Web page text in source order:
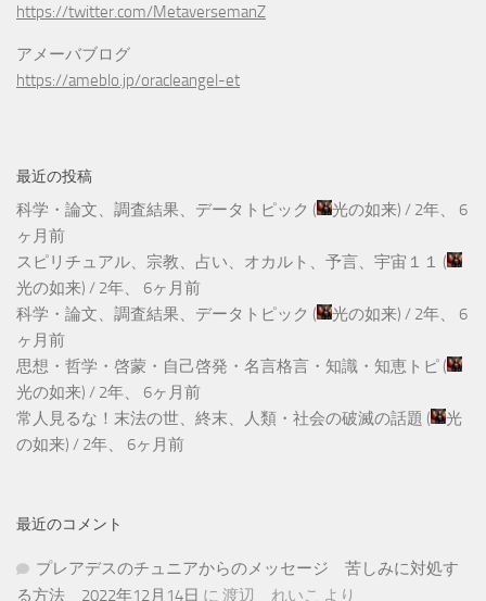
https://twitter.com/MetaversemanZ
アメーバブログ
https://ameblo.jp/oracleangel-et
最近の投稿
科学・論文、調査結果、データトピック ( 光の如来) / 2年、 6
ヶ月前
スピリチュアル、宗教、占い、オカルト、予言、宇宙１１ (
光の如来) / 2年、 6ヶ月前
科学・論文、調査結果、データトピック ( 光の如来) / 2年、 6
ヶ月前
思想・哲学・啓蒙・自己啓発・名言格言・知識・知恵トピ (
光の如来) / 2年、 6ヶ月前
常人見るな！末法の世、終末、人類・社会の破滅の話題 (
光
の如来) / 2年、 6ヶ月前
最近のコメント
プレアデスのチュニアからのメッセージ 苦しみに対処す
る方法 2022年12月14日 に 渡辺 れいこ より